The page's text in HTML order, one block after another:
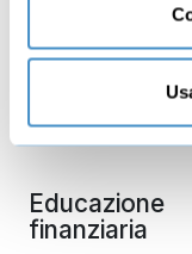
Business
Marketing
Gestione
Educazione
finanziaria